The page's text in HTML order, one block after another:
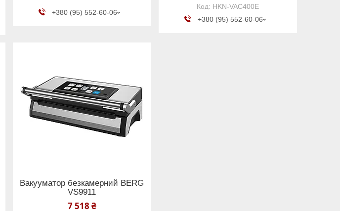
+380 (95) 552-60-06
HKN-VAC400E
+380 (95) 552-60-06
Вакууматор безкамерний BERG
VS9911
7 518 ₴